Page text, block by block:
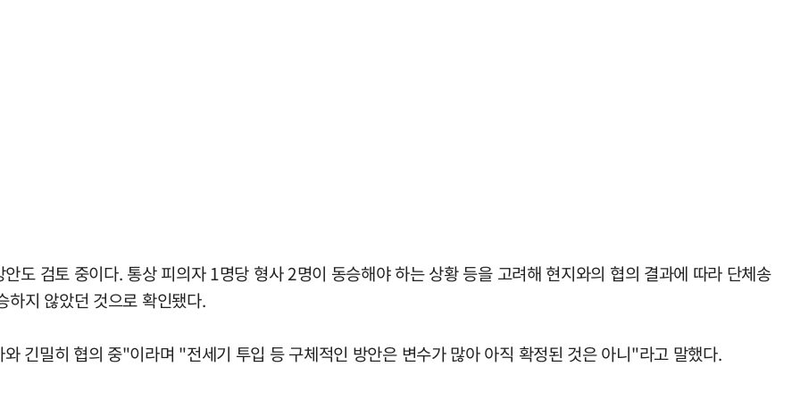
도 검토 중이다. 통상 피의자 1명당 형사 2명이 동승해야 하는 상황 등을 고려해 현지와의 협의 결과에 따라 단체송
하지 않았던 것으로 확인됐다.
긴밀히 협의 중"이라며 "전세기 투입 등 구체적인 방안은 변수가 많아 아직 확정된 것은 아니"라고 말했다.